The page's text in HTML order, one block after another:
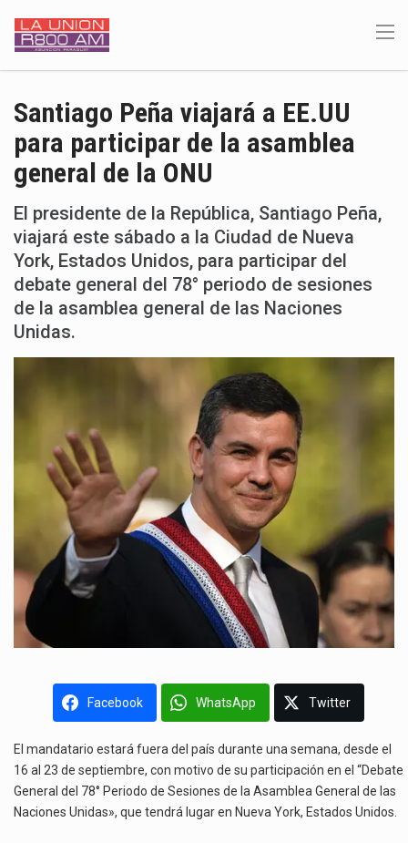
Santiago Peña viajará a EE.UU
para participar de la asamblea
general de la ONU
El presidente de la República, Santiago Peña,
viajará este sábado a la Ciudad de Nueva
York, Estados Unidos, para participar del
debate general del 78° periodo de sesiones
de la asamblea general de las Naciones
Unidas.
Facebook WhatsApp Twitter
El mandatario estará fuera del país durante una semana, desde el
16 al 23 de septiembre, con motivo de su participación en el “Debate
General del 78° Periodo de Sesiones de la Asamblea General de las
Naciones Unidas», que tendrá lugar en Nueva York, Estados Unidos.